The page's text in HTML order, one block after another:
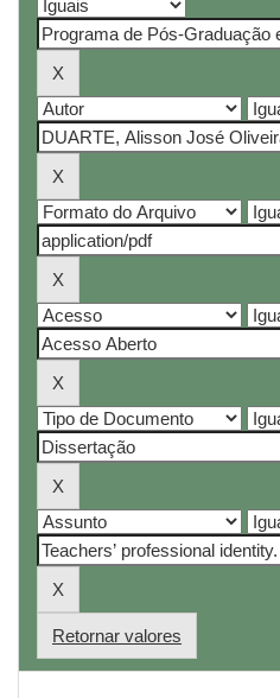
Retornar valores